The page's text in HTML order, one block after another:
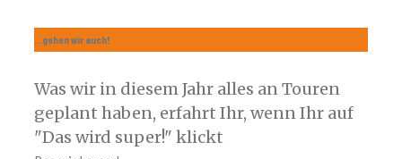
...gehen wir auch!
Was wir in diesem Jahr alles an Touren
geplant haben, erfahrt Ihr, wenn Ihr auf
"Das wird super!" klickt